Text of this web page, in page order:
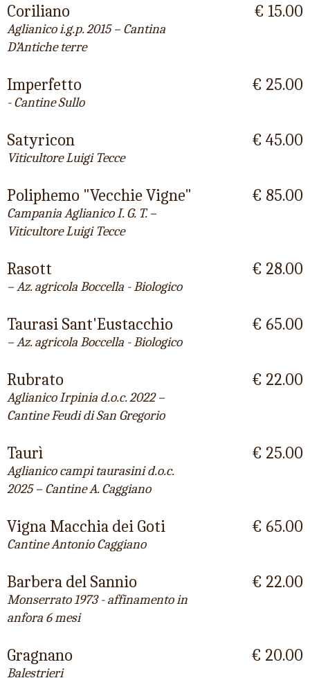
Coriliano
Aglianico i.g.p. 2015 – Cantina
D’Antiche terre
€ 15.00
Imperfetto
- Cantine Sullo
€ 25.00
Satyricon
Viticultore Luigi Tecce
€ 45.00
Poliphemo "Vecchie Vigne"
Campania Aglianico I. G. T. –
Viticultore Luigi Tecce
€ 85.00
Rasott
– Az. agricola Boccella - Biologico
€ 28.00
Taurasi Sant'Eustacchio
– Az. agricola Boccella - Biologico
€ 65.00
Rubrato
Aglianico Irpinia d.o.c. 2022 –
Cantine Feudi di San Gregorio
€ 22.00
Taurì
Aglianico campi taurasini d.o.c.
2025 – Cantine A. Caggiano
€ 25.00
Vigna Macchia dei Goti
Cantine Antonio Caggiano
€ 65.00
Barbera del Sannio
Monserrato 1973 - affinamento in
anfora 6 mesi
€ 22.00
Gragnano
Balestrieri
€ 20.00